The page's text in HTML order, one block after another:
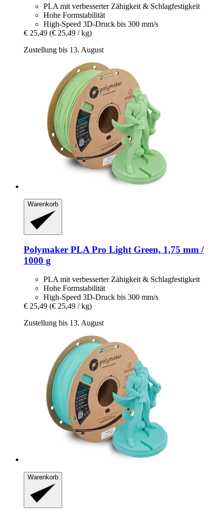
PLA mit verbesserter Zähigkeit & Schlagfestigkeit
Hohe Formstabilität
High-Speed 3D-Druck bis 300 mm/s
€ 25,49 (€ 25,49 / kg)
Zustellung bis 13. August
Warenkorb
Polymaker PLA Pro Light Green, 1,75 mm /
1000 g
PLA mit verbesserter Zähigkeit & Schlagfestigkeit
Hohe Formstabilität
High-Speed 3D-Druck bis 300 mm/s
€ 25,49 (€ 25,49 / kg)
Zustellung bis 13. August
Warenkorb